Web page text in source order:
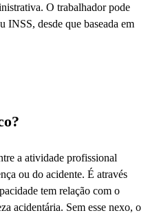
O trabalhador pode
INSS, desde que baseada em
a atividade profissional
ou do acidente. É através
tem relação com o
acidentária. Sem esse nexo, o